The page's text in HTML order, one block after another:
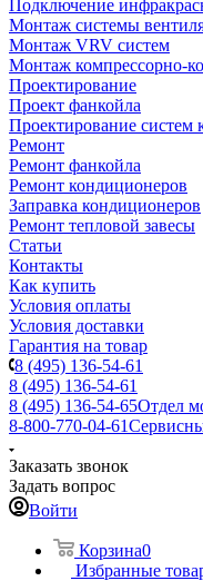
Подключение
Монтаж системы
Монтаж VRV систем
Монтаж компрессорно-
Проектирование
Проект фанкойла
Проектирование систем
Ремонт
Ремонт фанкойла
Ремонт кондиционеров
Заправка кондиционеров
Ремонт тепловой завесы
Статьи
Контакты
Как купить
Условия оплаты
Условия доставки
Гарантия на товар
8 (495) 136-54-61
8 (495) 136-54-61
8 (495) 136-54-65Отдел
8-800-770-04-61
Заказать звонок
Задать вопрос
Войти
Корзина0
Избранные